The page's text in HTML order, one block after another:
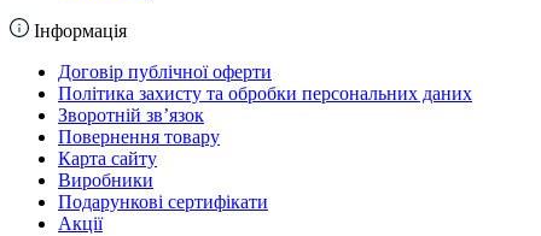
Інформація
Договір публічної оферти
Політика захисту та обробки персональних даних
Зворотній зв’язок
Повернення товару
Карта сайту
Виробники
Подарункові сертифікати
Акції